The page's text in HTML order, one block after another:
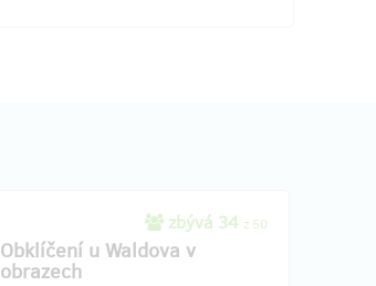
zbývá 34 z 50
Obklíčení u Waldova v
obrazech